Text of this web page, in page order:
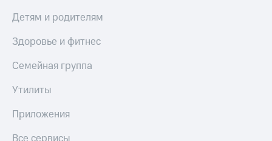
Детям и родителям
Здоровье и фитнес
Семейная группа
Утилиты
Приложения